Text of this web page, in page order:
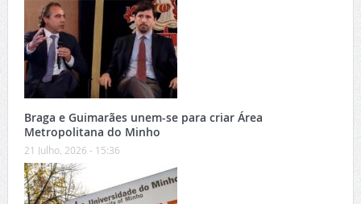
Braga e Guimarães unem-se para criar Área
Metropolitana do Minho
21 Julho, 2026 - 15:36